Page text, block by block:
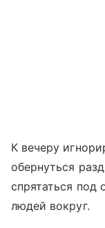
К вечеру
обернуться
спрятаться под
людей вокруг.